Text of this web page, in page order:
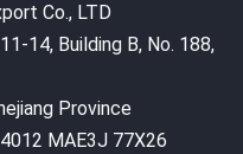
Co., LTD
14, Building B, No. 188,
Province
MAE3J 77X26